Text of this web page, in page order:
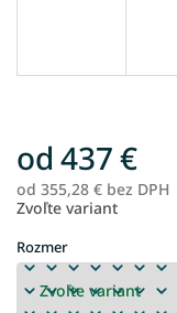
od437 €
od 355,28 € bez DPH
Zvoľte variant
Rozmer